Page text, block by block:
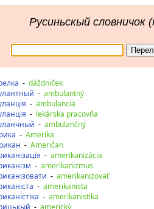
Русиньскый словничок
- dáždniček
- ambulantný
- ambulancia
- lekárska pracovňa
- ambulančný
- Amerika
- Američan
- amerikanizácia
- amerikanizmus
- amerikanizovať
- amerikanista
- amerikanistika
- americký